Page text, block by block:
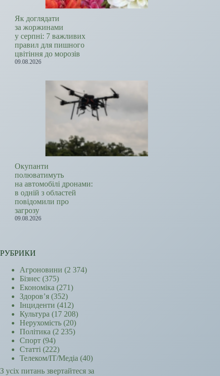
Як доглядати
за жоржинами
у серпні: 7 важливих
правил для пишного
цвітіння до морозів
09.08.2026
Окупанти
полюватимуть
на автомобілі дронами:
в одній з областей
повідомили про
загрозу
09.08.2026
РУБРИКИ
Агроновини (2 374)
Бізнес (375)
Економіка (271)
Здоров’я (352)
Інциденти (412)
Культура (17 208)
Нерухомість (20)
Політика (2 235)
Спорт (94)
Статті (222)
Телеком/ІТ/Медіа (40)
З усіх питань звертайтеся за